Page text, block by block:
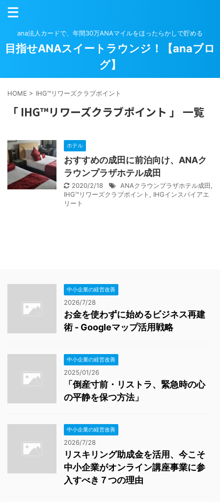
ana法人カードで、年間30万ANAマイルをほったらかしで貯める
目指せANAスイートラウンジ！【anaブロ
グ】
HOME > IHG™リワーズクラブポイント
「 IHG™リワーズクラブポイント 」 一覧
ホテル
おすすめの成田に前泊向け、ANAク
ラウンプラザホテル成田
2020/2/18 ANAクラウンプラザホテル成田,
IHG™リワーズクラブポイント , IHGインスパイアエ
リート
中小企業の経営改善
2026/7/28
お金を使わずに始めるビジネス再建
術 - Googleマップ活用戦略
中小企業の経営改善
2025/01/26
「倒産寸前・リストラ、緊急時の心
の平静を保つ方法」
中小企業の経営改善
2026/7/28
リスキリング助成金を活用、今こそ
中小企業がオンライン講座事業に参
入すべき７つの理由